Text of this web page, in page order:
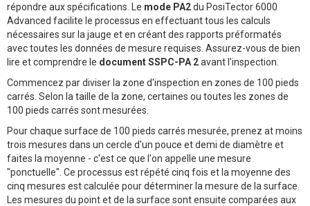
répondre aux spécifications. Le mode PA2du PosiTector 6000
Advanced facilite le processus en effectuant tous les calculs
nécessaires sur la jauge et en créant des rapports préformatés
avec toutes les données de mesure requises. Assurez-vous de bien
lire et comprendre le document SSPC-PA 2avant l'inspection.
Commencez par diviser la zone d'inspection en zones de 100 pieds
carrés. Selon la taille de la zone, certaines ou toutes les zones de
100 pieds carrés sont mesurées.
Pour chaque surface de 100 pieds carrés mesurée, prenez at moins
trois mesures dans un cercle d'un pouce et demi de diamètre et
faites la moyenne - c'est ce que l'on appelle une mesure
"ponctuelle". Ce processus est répété cinq fois et la moyenne des
cinq mesures est calculée pour déterminer la mesure de la surface.
Les mesures du point et de la surface sont ensuite comparées aux